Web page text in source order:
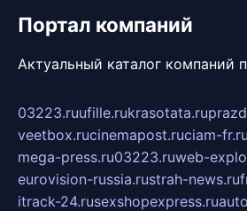
Портал компаний
Актуальный каталог компаний
03223.ruufille.rukrasotata.ru
veetbox.rucinemapost.ruciam-fr.ru
mega-press.ru03223.ruweb-
eurovision-russia.rustrah-news.ru
itrack-24.rusexshopexpress.ru